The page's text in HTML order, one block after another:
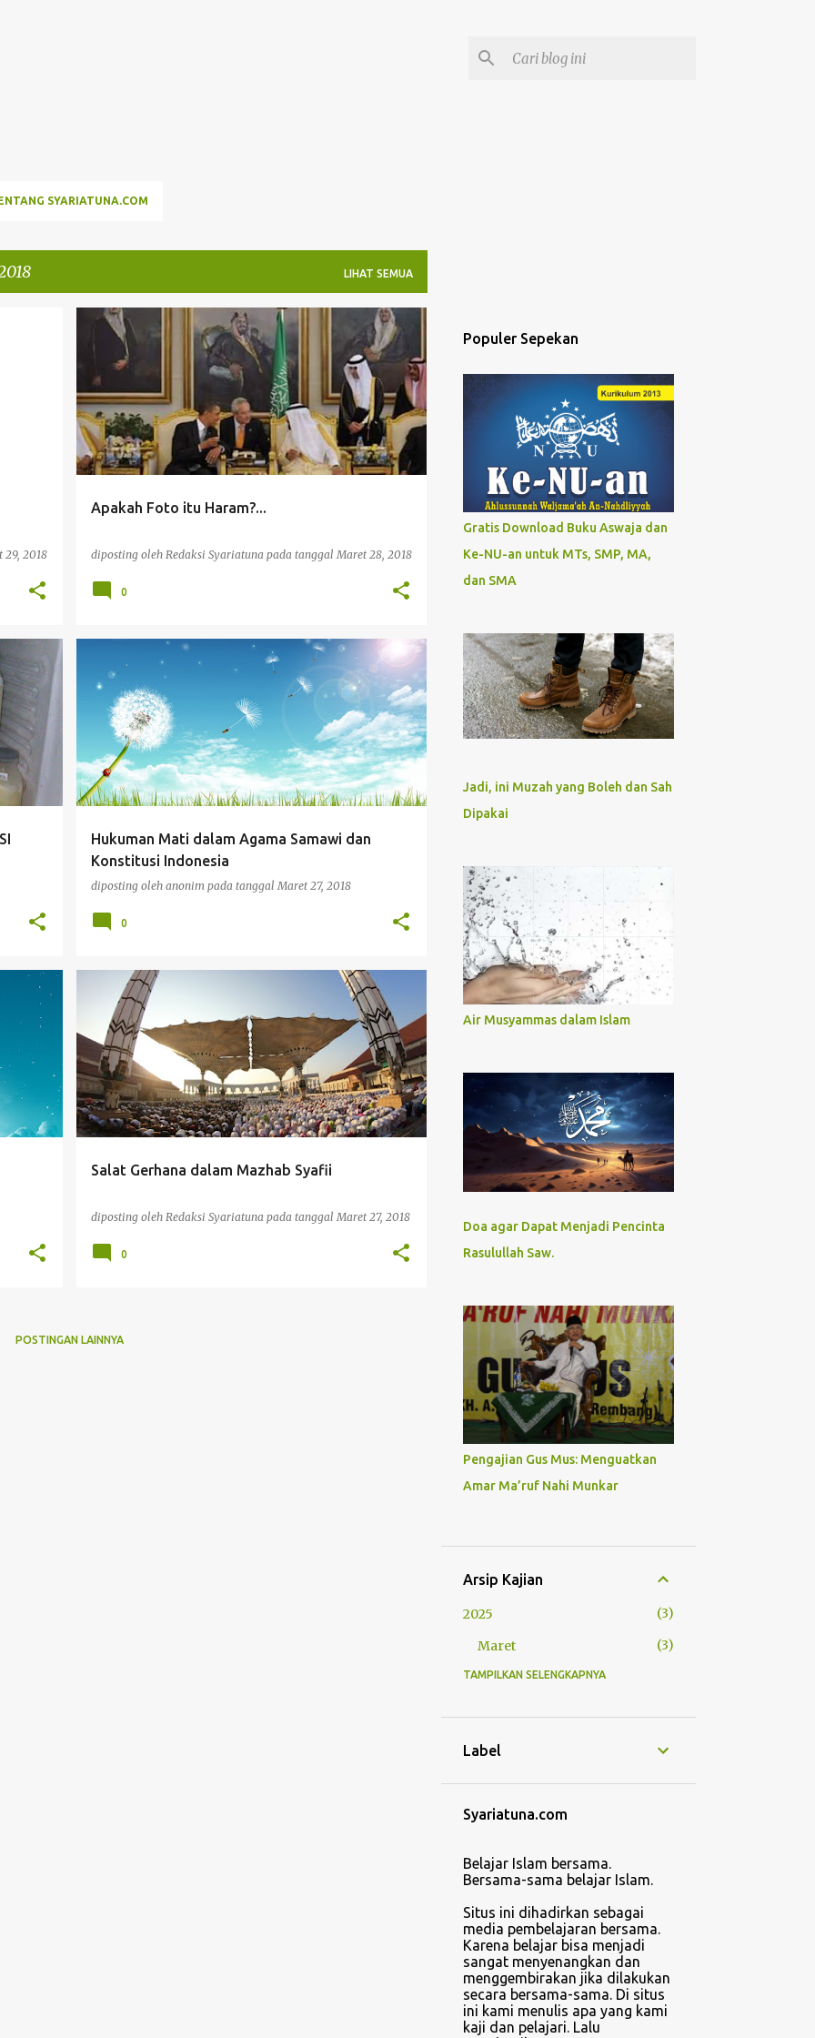
SYARIATUNA.COM
LIHAT SEMUA
29, 2018
Apakah Foto itu Haram?...
diposting oleh Redaksi Syariatuna pada tanggalMaret 28, 2018
TAUHID
0
Hukuman Mati dalam Agama Samawi dan
Konstitusi Indonesia
diposting oleh anonim pada tanggalMaret 27, 2018
USHUL FIKIH
0
Salat Gerhana dalam Mazhab Syafii
diposting oleh Redaksi Syariatuna pada tanggalMaret 27, 2018
SALAT SALAT GERHANA
0
POSTINGAN LAINNYA
Populer Sepekan
Gratis Download Buku Aswaja dan
Ke-NU-an untuk MTs, SMP, MA,
dan SMA
Jadi, ini Muzah yang Boleh dan Sah
Dipakai
Air Musyammas dalam Islam
Doa agar Dapat Menjadi Pencinta
Rasulullah Saw.
Pengajian Gus Mus: Menguatkan
Amar Ma’ruf Nahi Munkar
Arsip Kajian
2025
3
Maret
3
2024
Agustus
Mei
Januari
Oktober
Juli
Juni
3
Mei
TAMPILKAN SELENGKAPNYA
Label
Syariatuna.com
Belajar Islam bersama.
Bersama-sama belajar Islam.
Situs ini dihadirkan sebagai
media pembelajaran bersama.
Karena belajar bisa menjadi
sangat menyenangkan dan
menggembirakan jika dilakukan
secara bersama-sama. Di situs
ini kami menulis apa yang kami
kaji dan pelajari. Lalu